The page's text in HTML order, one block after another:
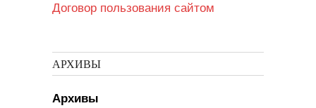
Договор пользования сайтом
АРХИВЫ
Архивы